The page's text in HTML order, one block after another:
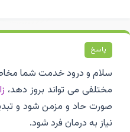
پاسخ
سلام و درود خدمت شما
مختلفی می تواند بروز دهد،
صورت حاد و مزمن شود و
نیاز به درمان فرد شود.